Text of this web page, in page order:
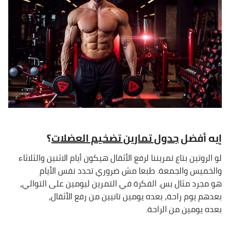
إيه أفضلجدول تمارين تضخيم العضلات؟
لو الروتين بتاع تمريننا لرفع الأثقال هيكون أيام الاثنين والثلاثاء
والخميس والجمعة. طبعا مش ضروري تحدد نفس الأيام
هو مجرد مثال بس. الفكرة في التمرين ليومين على التوالي،
بعدهم يوم راحة، بعده يومين تانيين من رفع الأثقال،
بعده يومين من الراحة.